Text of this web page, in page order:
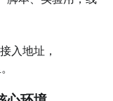
入地址，